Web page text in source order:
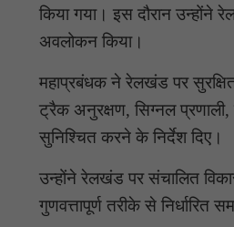
किया गया। इस दौरान उन्होंने
अवलोकन किया।
महाप्रबंधक ने रेलखंड पर
ट्रैक अनुरक्षण, सिग्नल प्रणाली,
सुनिश्चित करने के निर्देश दिए।
उन्होंने रेलखंड पर संचालित
गुणवत्तापूर्ण तरीके से निर्धारित